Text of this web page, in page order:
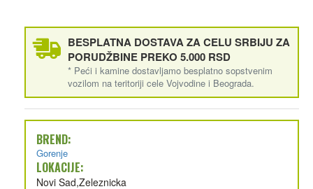
BESPLATNA DOSTAVA ZA CELU SRBIJU ZA
PORUDŽBINE PREKO 5.000 RSD
* Peći i kamine dostavljamo besplatno sopstvenim
vozilom na teritoriji cele Vojvodine i Beograda.
BREND:
Gorenje
LOKACIJE:
Novi Sad,Zeleznicka